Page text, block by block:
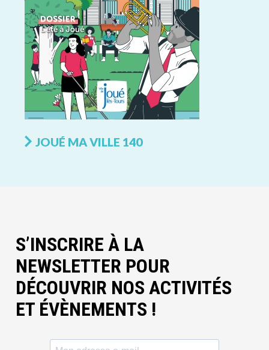
JOUÉ MA VILLE 140
S’INSCRIRE À LA
NEWSLETTER POUR
DÉCOUVRIR NOS ACTIVITÉS
ET ÉVÈNEMENTS !